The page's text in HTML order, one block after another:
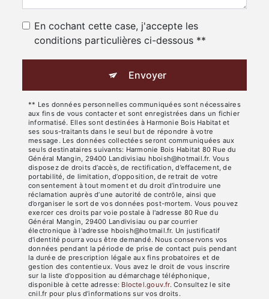
En cochant cette case, j'accepte les
conditions particulières ci-dessous **
Envoyer
** Les données personnelles communiquées sont nécessaires
aux fins de vous contacter et sont enregistrées dans un fichier
informatisé. Elles sont destinées à Harmonie Bois Habitat et
ses sous-traitants dans le seul but de répondre à votre
message. Les données collectées seront communiquées aux
seuls destinataires suivants: Harmonie Bois Habitat 80 Rue du
Général Mangin, 29400 Landivisiau hboish@hotmail.fr. Vous
disposez de droits d’accès, de rectification, d’effacement, de
portabilité, de limitation, d’opposition, de retrait de votre
consentement à tout moment et du droit d’introduire une
réclamation auprès d’une autorité de contrôle, ainsi que
d’organiser le sort de vos données post-mortem. Vous pouvez
exercer ces droits par voie postale à l'adresse 80 Rue du
Général Mangin, 29400 Landivisiau ou par courrier
électronique à l'adresse hboish@hotmail.fr. Un justificatif
d'identité pourra vous être demandé. Nous conservons vos
données pendant la période de prise de contact puis pendant
la durée de prescription légale aux fins probatoires et de
gestion des contentieux. Vous avez le droit de vous inscrire
sur la liste d'opposition au démarchage téléphonique,
disponible à cette adresse:
Bloctel.gouv.fr. Consultez le site
cnil.fr pour plus d’informations sur vos droits.